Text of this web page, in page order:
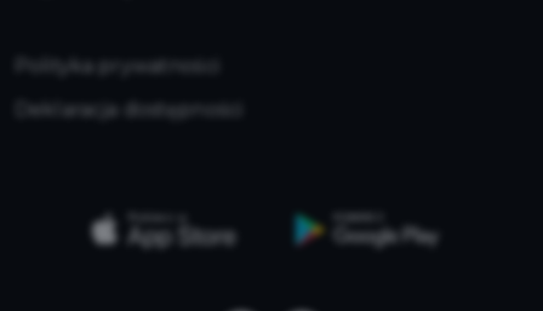
Polityka prywatności
Deklaracja dostępności